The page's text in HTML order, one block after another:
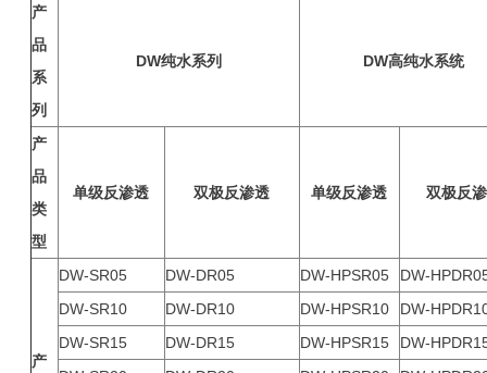
产
品
系
列
DW纯水系列 DW高纯水系统
产
品
类
型
单级反渗透 双极反渗透 单级反渗透 双极反
产
DW-SR05 DW-DR05 DW-HPSR05
DW-
DW-SR10
DW-DR10 DW-HPSR10
DW-
DW-SR15
DW-DR15 DW-HPSR15
DW-